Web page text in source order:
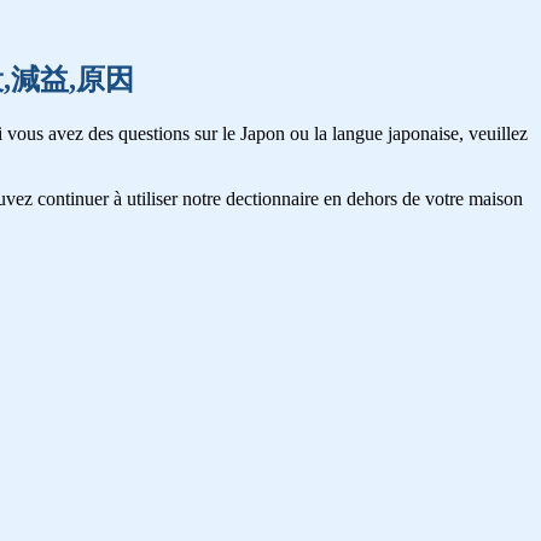
益,原因
avez des questions sur le Japon ou la langue japonaise, veuillez
continuer à utiliser notre dectionnaire en dehors de votre maison